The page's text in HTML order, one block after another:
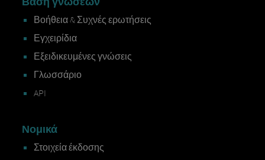
Βοήθεια & Συχνές ερωτήσεις
Εγχειρίδια
Εξειδικευμένες γνώσεις
Γλωσσάριο
API
Νομικά
Στοιχεία έκδοσης